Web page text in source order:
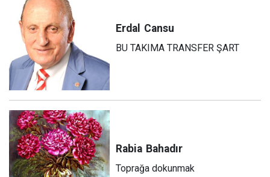
Erdal Cansu
BU TAKIMA TRANSFER ŞART
Rabia Bahadır
Toprağa dokunmak